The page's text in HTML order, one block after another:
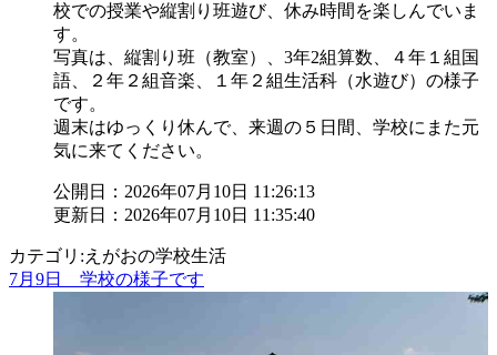
校での授業や縦割り班遊び、休み時間を楽しんでいま
す。
写真は、縦割り班（教室）、3年2組算数、４年１組国
語、２年２組音楽、１年２組生活科（水遊び）の様子
です。
週末はゆっくり休んで、来週の５日間、学校にまた元
気に来てください。
公開日：2026年07月10日 11:26:13
更新日：2026年07月10日 11:35:40
カテゴリ:えがおの学校生活
7月9日 学校の様子です